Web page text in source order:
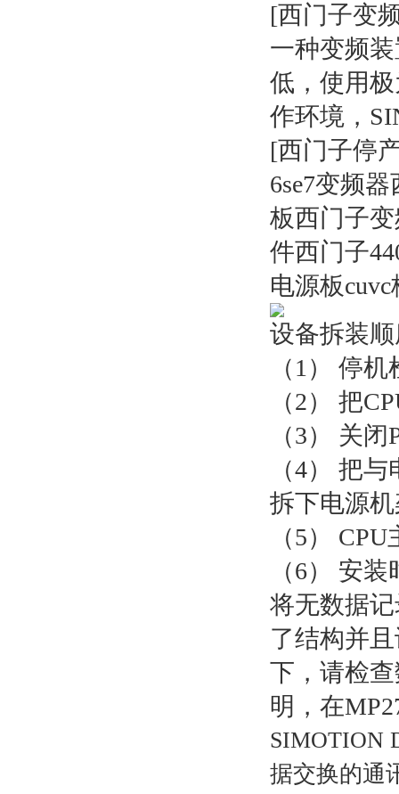
[西门子变
一种变频
低，使用
作环境，
[西门子停
6se7变频
板西门子
件西门子
电源板cuvc
设备拆装
（1） 停
（2） 把
（3） 关
（4） 把
拆下电源
（5）
（6） 安
将无数据
了结构并
下，请检
明，在
SIMOTION
据交换的通